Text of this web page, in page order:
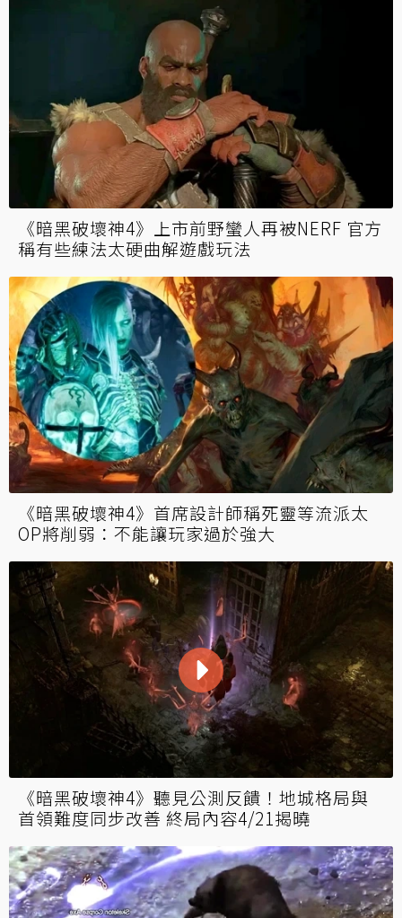
《暗黑破壞神4》上市前野蠻人再被NERF 官方
稱有些練法太硬曲解遊戲玩法
《暗黑破壞神4》首席設計師稱死靈等流派太
OP將削弱：不能讓玩家過於強大
《暗黑破壞神4》聽見公測反饋！地城格局與
首領難度同步改善 終局內容4/21揭曉